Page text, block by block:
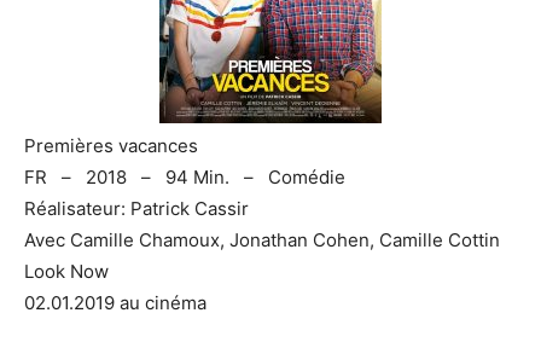
Premières vacances
FR – 2018 – 94 Min. – Comédie
Réalisateur: Patrick Cassir
Avec Camille Chamoux, Jonathan Cohen, Camille Cottin
Look Now
02.01.2019 au cinéma